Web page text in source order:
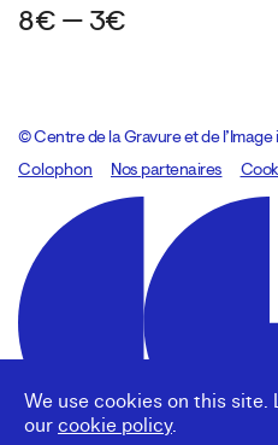
We use cookies on this site.
our cookie policy.
8€ — 3€
© Centre de la Gravure et de l’Image
Colophon
Design:Marcel Kaczmarek, code:
Nos partenaires